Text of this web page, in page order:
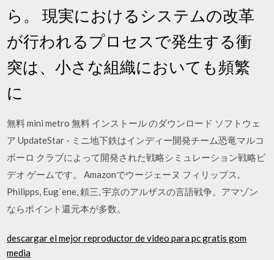
ら。 現実におけるシステムの改革
が行われるプロセスで発生する衝
突は、小さな組織においても頻繁
に
無料 mini metro 無料 インストール のダウンロード ソフトウェ
ア UpdateStar - ミニ地下鉄はインディー開発チーム恐竜マルコ
ポーロ クラブによって開発された戦略シミュレーション戦略ビ
デオ ゲームです。 Amazonでウージェーヌ フィリップス,
Philipps, Eug`ene, 頼三, 宇京のアルザスの言語戦争。アマゾン
ならポイント還元本が多数。
descargar el mejor reproductor de video para pc gratis gom
media